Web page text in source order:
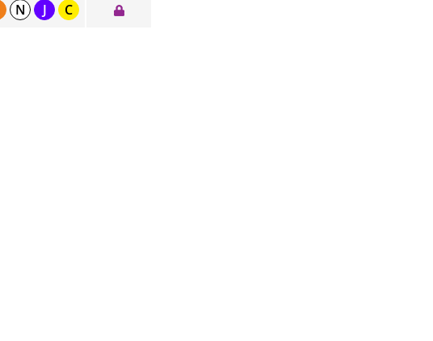
N J C